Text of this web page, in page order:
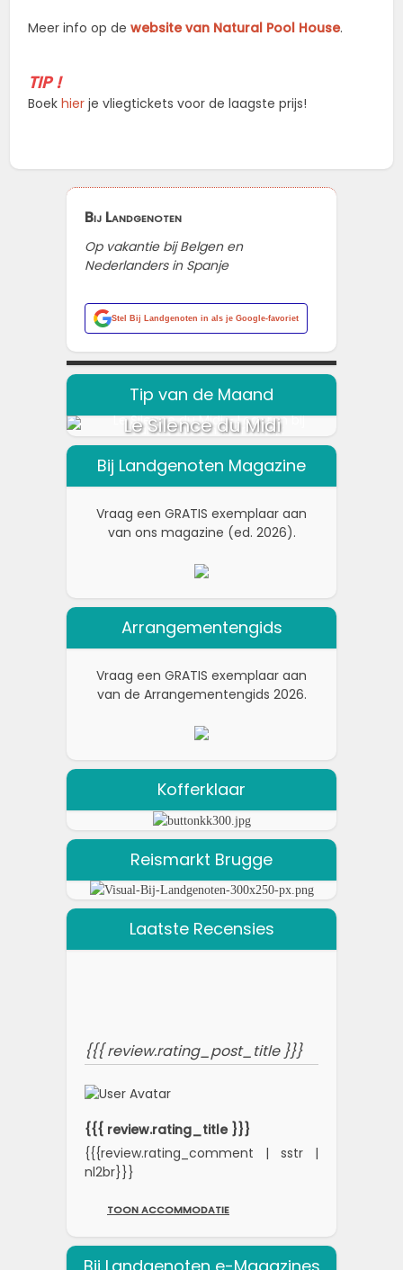
Meer info op dewebsite van Natural Pool House.
TIP !
Boekhier je vliegtickets voor de laagste prijs!
Bij Landgenoten
Op vakantie bij Belgen en
Nederlanders in Spanje
Stel Bij Landgenoten in als je Google-favoriet
Tip van de Maand
Le Silence du Midi
Bij Landgenoten Magazine
Vraag een GRATIS exemplaar aan
van ons magazine (ed. 2026).
Arrangementengids
Vraag een GRATIS exemplaar aan
van de Arrangementengids 2026.
Kofferklaar
Reismarkt Brugge
Laatste Recensies
{{{ review.rating_post_title }}}
{{{ review.rating_title }}}
{{{review.rating_comment | sstr |
nl2br}}}
TOON ACCOMMODATIE